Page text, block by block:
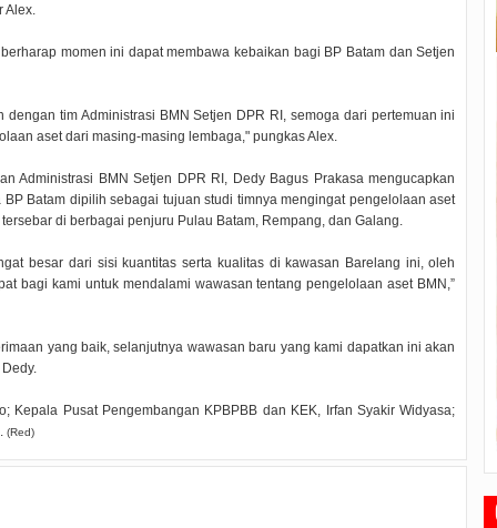
Alex.
momen ini dapat membawa kebaikan bagi BP Batam dan Setjen
tim Administrasi BMN Setjen DPR RI, semoga dari pertemuan ini
aset dari masing-masing lembaga," pungkas Alex.
Administrasi BMN Setjen DPR RI, Dedy Bagus Prakasa mengucapkan
Batam dipilih sebagai tujuan studi timnya mengingat pengelolaan aset
di berbagai penjuru Pulau Batam, Rempang, dan Galang.
besar dari sisi kuantitas serta kualitas di kawasan Barelang ini, oleh
bagi kami untuk mendalami wawasan tentang pengelolaan aset BMN,”
yang baik, selanjutnya wawasan baru yang kami dapatkan ini akan
Pusat Pengembangan KPBPBB dan KEK, Irfan Syakir Widyasa;
(Red)